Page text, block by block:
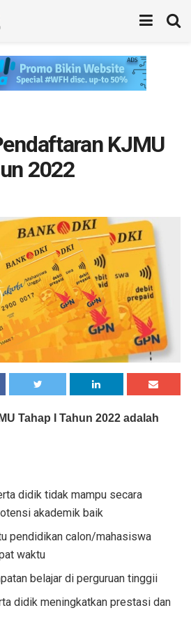
KJMU
2022
Tahap I Tahun 2022 adalah
didik tidak mampu secara
akademik baik
pendidikan calon/mahasiswa
waktu
belajar di perguruan tinggii
didik meningkatkan prestasi dan